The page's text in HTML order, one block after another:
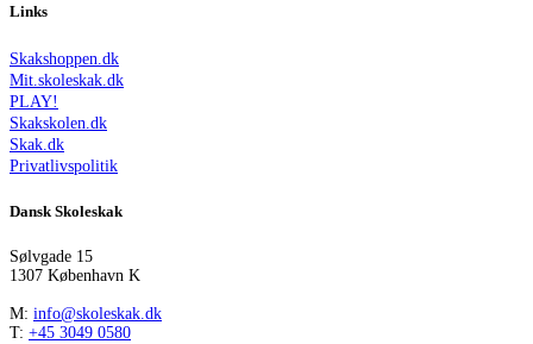
Links
Skakshoppen.dk
Mit.skoleskak.dk
PLAY!
Skakskolen.dk
Skak.dk
Privatlivspolitik
Dansk Skoleskak
Sølvgade 15
1307 København K
M: info@skoleskak.dk
T: +45 3049 0580